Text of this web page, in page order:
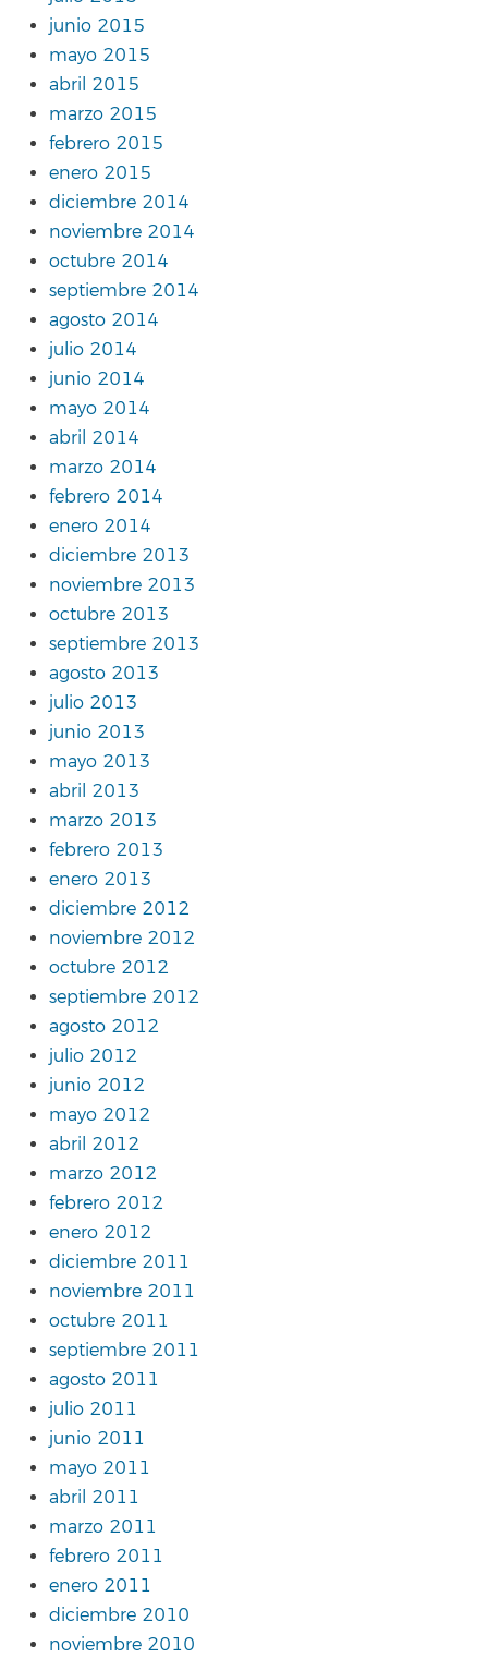
junio 2015
mayo 2015
abril 2015
marzo 2015
febrero 2015
enero 2015
diciembre 2014
noviembre 2014
octubre 2014
septiembre 2014
agosto 2014
julio 2014
junio 2014
mayo 2014
abril 2014
marzo 2014
febrero 2014
enero 2014
diciembre 2013
noviembre 2013
octubre 2013
septiembre 2013
agosto 2013
julio 2013
junio 2013
mayo 2013
abril 2013
marzo 2013
febrero 2013
enero 2013
diciembre 2012
noviembre 2012
octubre 2012
septiembre 2012
agosto 2012
julio 2012
junio 2012
mayo 2012
abril 2012
marzo 2012
febrero 2012
enero 2012
diciembre 2011
noviembre 2011
octubre 2011
septiembre 2011
agosto 2011
julio 2011
junio 2011
mayo 2011
abril 2011
marzo 2011
febrero 2011
enero 2011
diciembre 2010
noviembre 2010